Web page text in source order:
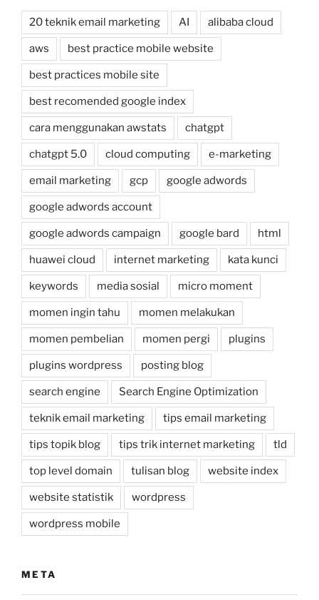
20 teknik email marketing AI alibaba cloud
aws best practice mobile website
best practices mobile site
best recomended google index
cara menggunakan awstats chatgpt
chatgpt 5.0 cloud computing e-marketing
email marketing gcp google adwords
google adwords account
google adwords campaign google bard html
huawei cloud internet marketing kata kunci
keywords media sosial micro moment
momen ingin tahu momen melakukan
momen pembelian momen pergi plugins
plugins wordpress posting blog
search engine Search Engine Optimization
teknik email marketing tips email marketing
tips topik blog tips trik internet marketing tld
top level domain tulisan blog website index
website statistik wordpress
wordpress mobile
META